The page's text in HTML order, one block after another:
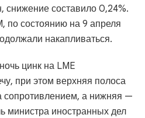
снижение составило 0,24%.
по состоянию на 9 апреля
накапливаться.
цинк на LME
при этом верхняя полоса
сопротивлением, а нижняя —
министра иностранных дел